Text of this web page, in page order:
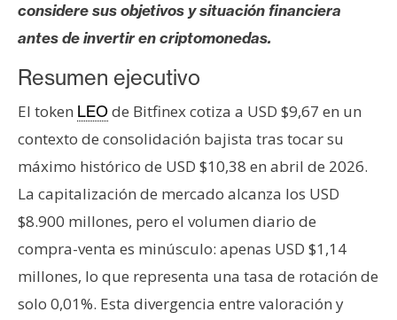
N
o
t
a
s
d
e
r
e
n
s
considere sus objetivos y situación financiera
antes de invertir en criptomonedas.
Resumen ejecutivo
El token LEOde Bitfinex cotiza a USD $9,67 en un
contexto de consolidación bajista tras tocar su
máximo histórico de USD $10,38 en abril de 2026.
La capitalización de mercado alcanza los USD
$8.900 millones, pero el volumen diario de
compra-venta es minúsculo: apenas USD $1,14
millones, lo que representa una tasa de rotación de
solo 0,01%. Esta divergencia entre valoración y